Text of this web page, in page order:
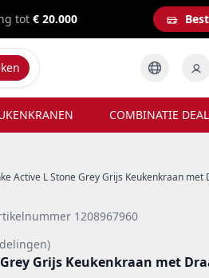
tot € 20.000
COMBINATIE
Active L Stone Grey Grijs Keukenkraan met
1208967960
Grijs Keukenkraan met